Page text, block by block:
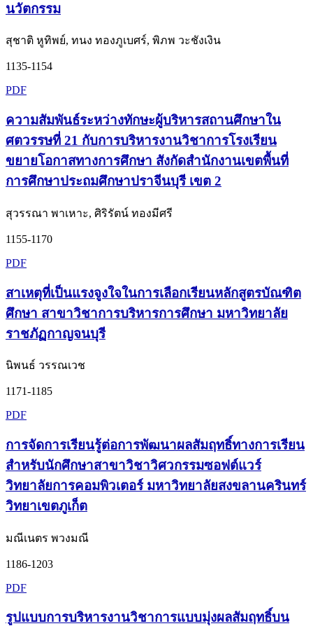
นวัตกรรม
สุชาติ หูทิพย์, ทนง ทองภูเบศร์, พิภพ วะชังเงิน
1135-1154
PDF
ความสัมพันธ์ระหว่างทักษะผู้บริหารสถานศึกษาใน
ศตวรรษที่ 21 กับการบริหารงานวิชาการโรงเรียน
ขยายโอกาสทางการศึกษา สังกัดสำนักงานเขตพื้นที่
การศึกษาประถมศึกษาปราจีนบุรี เขต 2
สุวรรณา พาเหาะ, ศิริรัตน์ ทองมีศรี
1155-1170
PDF
สาเหตุที่เป็นแรงจูงใจในการเลือกเรียนหลักสูตรบัณฑิต
ศึกษา สาขาวิชาการบริหารการศึกษา มหาวิทยาลัย
ราชภัฏกาญจนบุรี
นิพนธ์ วรรณเวช
1171-1185
PDF
การจัดการเรียนรู้ต่อการพัฒนาผลสัมฤทธิ์ทางการเรียน
สำหรับนักศึกษาสาขาวิชาวิศวกรรมซอฟต์แวร์
วิทยาลัยการคอมพิวเตอร์ มหาวิทยาลัยสงขลานครินทร์
วิทยาเขตภูเก็ต
มณีเนตร พวงมณี
1186-1203
PDF
รูปแบบการบริหารงานวิชาการแบบมุ่งผลสัมฤทธิ์บน